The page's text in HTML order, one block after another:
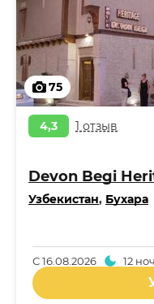
75
4,3 1 отзыв
Devon Begi
Узбекистан, Бухара
С16.08.2026 12